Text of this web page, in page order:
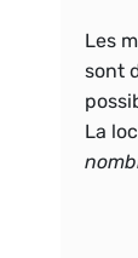
Les
sont
La